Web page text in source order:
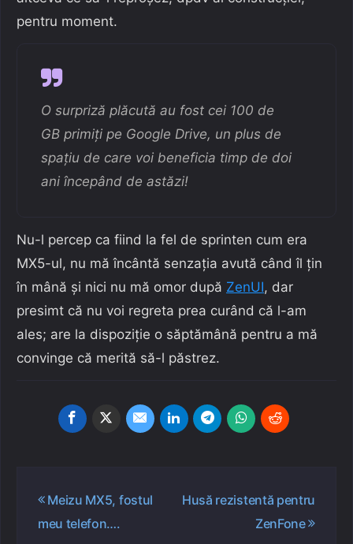
pentru moment.
O surpriză plăcută au fost cei 100 de
GB primiți pe Google Drive, un plus de
spațiu de care voi beneficia timp de doi
ani începând de astăzi!
Nu-l percep ca fiind la fel de sprinten cum era
MX5-ul, nu mă încântă senzația avută când îl țin
în mână și nici nu mă omor după ZenUI, dar
presimt că nu voi regreta prea curând că l-am
ales; are la dispoziție o săptămână pentru a mă
convinge că merită să-l păstrez.
Navigare
articole
Meizu MX5, fostul
meu telefon….
Husă rezistentă pentru
ZenFone